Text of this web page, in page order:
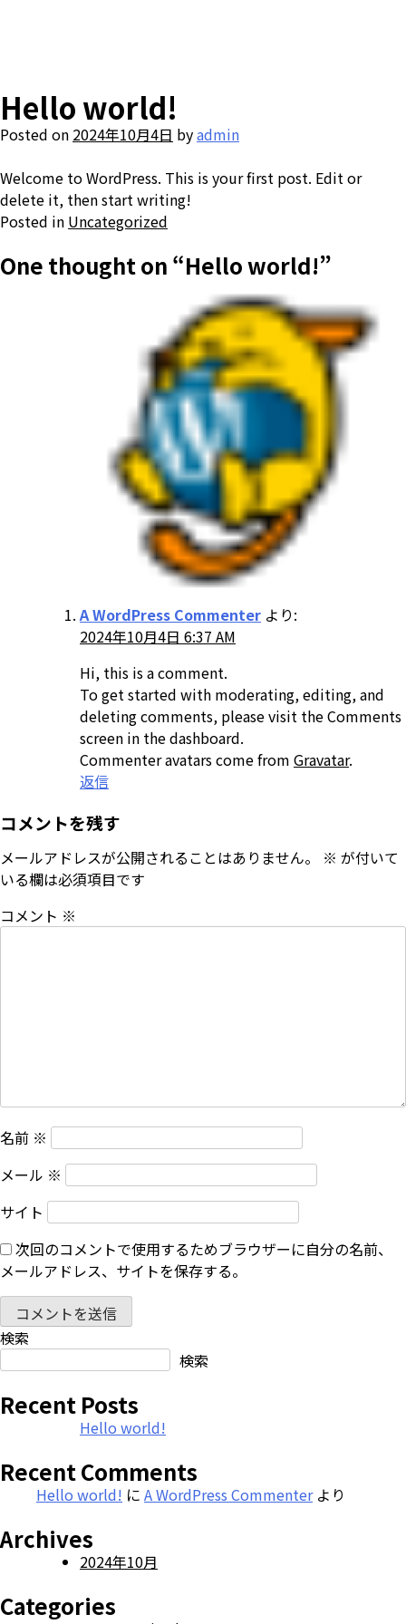
Hello world!
Posted on 2024年10月4日 byadmin
Welcome to WordPress. This is your first post. Edit or
delete it, then start writing!
Posted in Uncategorized
One thought on “Hello world!”
A WordPress Commenter より:
2024年10月4日 6:37 AM
Hi, this is a comment.
To get started with moderating, editing, and
deleting comments, please visit the Comments
screen in the dashboard.
Commenter avatars come from Gravatar.
返信
コメントを残す
メールアドレスが公開されることはありません。 ※ が付いて
いる欄は必須項目です
コメント ※
名前 ※
メール ※
サイト
次回のコメントで使用するためブラウザーに自分の名前、
メールアドレス、サイトを保存する。
検索
検索
Recent Posts
Hello world!
Recent Comments
Hello world! に A WordPress Commenterより
Archives
2024年10月
Categories